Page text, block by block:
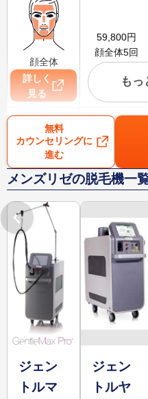
顔全体
詳しく
見る
59,800円
顔全体5回
VIO
詳しく
99,800
VIO5回
詳しく
見る
腕5回
もっ
無料
カウンセリングに
進む
メンズリゼの脱毛機一
ジェン
トルマ
ジェン
トルヤ